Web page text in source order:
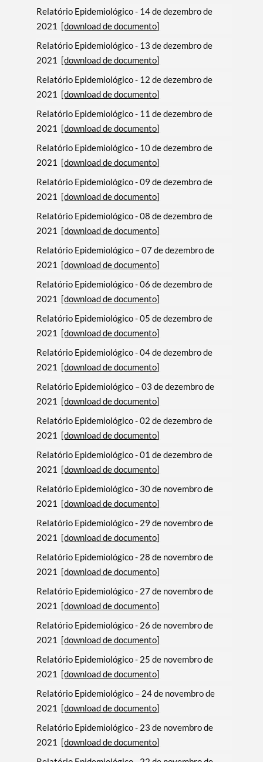
Relatório Epidemiológico - 14 de dezembro de
2021
[download de documento]
Relatório Epidemiológico - 13 de dezembro de
2021
[download de documento]
Relatório Epidemiológico - 12 de dezembro de
2021
[download de documento]
Relatório Epidemiológico - 11 de dezembro de
2021
[download de documento]
Relatório Epidemiológico - 10 de dezembro de
2021
[download de documento]
Relatório Epidemiológico - 09 de dezembro de
2021
[download de documento]
Relatório Epidemiológico - 08 de dezembro de
2021
[download de documento]
Relatório Epidemiológico – 07 de dezembro de
2021
[download de documento]
Relatório Epidemiológico - 06 de dezembro de
2021
[download de documento]
Relatório Epidemiológico - 05 de dezembro de
2021
[download de documento]
Relatório Epidemiológico - 04 de dezembro de
2021
[download de documento]
Relatório Epidemiológico – 03 de dezembro de
2021
[download de documento]
Relatório Epidemiológico - 02 de dezembro de
2021
[download de documento]
Relatório Epidemiológico - 01 de dezembro de
2021
[download de documento]
Relatório Epidemiológico - 30 de novembro de
2021
[download de documento]
Relatório Epidemiológico - 29 de novembro de
2021
[download de documento]
Relatório Epidemiológico - 28 de novembro de
2021
[download de documento]
Relatório Epidemiológico - 27 de novembro de
2021
[download de documento]
Relatório Epidemiológico - 26 de novembro de
2021
[download de documento]
Relatório Epidemiológico - 25 de novembro de
2021
[download de documento]
Relatório Epidemiológico – 24 de novembro de
2021
[download de documento]
Relatório Epidemiológico - 23 de novembro de
2021
[download de documento]